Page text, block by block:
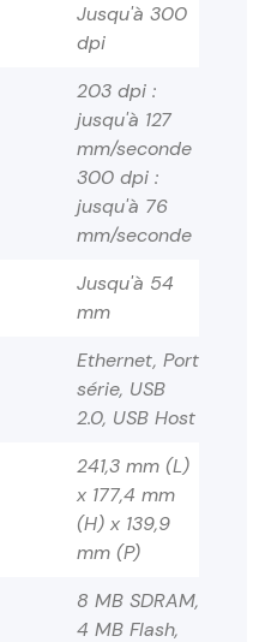
Jusqu'à 300
dpi
203 dpi :
jusqu'à 127
mm/seconde
300 dpi :
jusqu'à 76
mm/seconde
Jusqu'à 54
mm
Ethernet, Port
série, USB
2.0, USB Host
241,3 mm (L)
x 177,4 mm
(H) x 139,9
mm (P)
8 MB SDRAM,
4 MB Flash,